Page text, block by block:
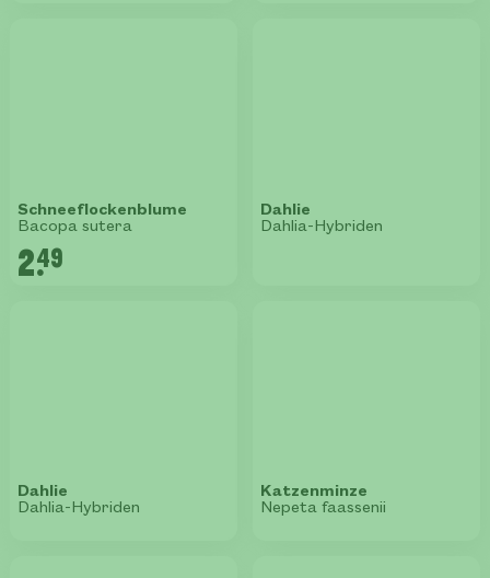
Schneeflockenblume
Bacopa sutera
2.49
Dahlie
Dahlia-Hybriden
Dahlie
Dahlia-Hybriden
Katzenminze
Nepeta faassenii